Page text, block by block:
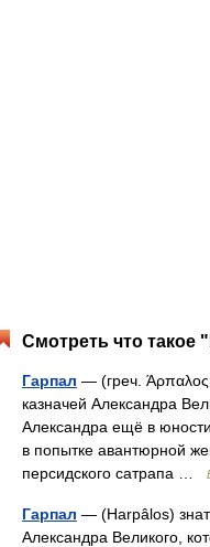
Смотреть что такое
Гарпал — (греч.
казначей Александра
Александра ещё в
в попытке авантюрной
персидского сатрапа …
Гарпал — (Harpâlos)
Александра Великого,